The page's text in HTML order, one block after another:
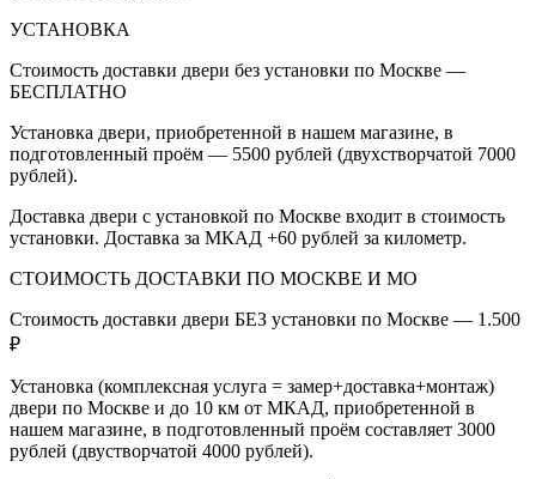
УСТАНОВКА
Стоимость доставки двери без установки по Москве —
БЕСПЛАТНО
Установка двери, приобретенной в нашем магазине, в
подготовленный проём — 5500 рублей (двухстворчатой 7000
рублей).
Доставка двери с установкой по Москве входит в стоимость
установки. Доставка за МКАД +60 рублей за километр.
СТОИМОСТЬ ДОСТАВКИ ПО МОСКВЕ И МО
Стоимость доставки двери БЕЗ установки по Москве — 1.500
₽
Установка (комплексная услуга = замер+доставка+монтаж)
двери по Москве и до 10 км от МКАД, приобретенной в
нашем магазине, в подготовленный проём составляет 3000
рублей (двустворчатой 4000 рублей).